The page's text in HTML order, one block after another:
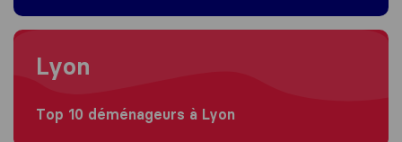
Moving to Lyon
Lyon
Top 10 déménageurs à Lyon